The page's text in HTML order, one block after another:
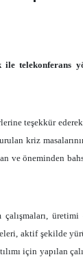
telekonferans
teşekkür
kriz
ve öneminden
üretimi
aktif şekilde
için yapılan